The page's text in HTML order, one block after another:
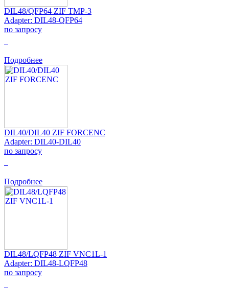
DIL48/QFP64 ZIF TMP-3
Adapter: DIL48-QFP64
по запросу
Подробнее
DIL40/DIL40 ZIF FORCENC
Adapter: DIL40-DIL40
по запросу
Подробнее
DIL48/LQFP48 ZIF VNC1L-1
Adapter: DIL48-LQFP48
по запросу